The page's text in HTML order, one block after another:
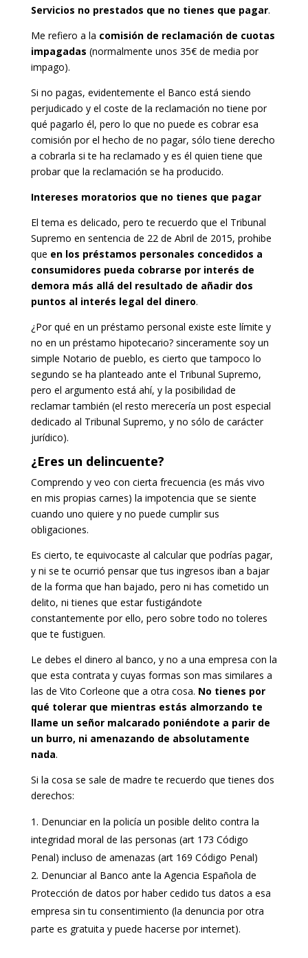
Servicios no prestados que no tienes que pagar.
Me refiero a la comisión de reclamación de cuotas
impagadas (normalmente unos 35€ de media por
impago).
Si no pagas, evidentemente el Banco está siendo
perjudicado y el coste de la reclamación no tiene por
qué pagarlo él, pero lo que no puede es cobrar esa
comisión por el hecho de no pagar, sólo tiene derecho
a cobrarla si te ha reclamado y es él quien tiene que
probar que la reclamación se ha producido.
Intereses moratorios que no tienes que pagar
El tema es delicado, pero te recuerdo que el Tribunal
Supremo en sentencia de 22 de Abril de 2015, prohibe
que en los préstamos personales concedidos a
consumidores pueda cobrarse por interés de
demora más allá del resultado de añadir dos
puntos al interés legal del dinero.
¿Por qué en un préstamo personal existe este límite y
no en un préstamo hipotecario? sinceramente soy un
simple Notario de pueblo, es cierto que tampoco lo
segundo se ha planteado ante el Tribunal Supremo,
pero el argumento está ahí, y la posibilidad de
reclamar también (el resto merecería un post especial
dedicado al Tribunal Supremo, y no sólo de carácter
jurídico).
¿Eres un delincuente?
Comprendo y veo con cierta frecuencia (es más vivo
en mis propias carnes) la impotencia que se siente
cuando uno quiere y no puede cumplir sus
obligaciones.
Es cierto, te equivocaste al calcular que podrías pagar,
y ni se te ocurrió pensar que tus ingresos iban a bajar
de la forma que han bajado, pero ni has cometido un
delito, ni tienes que estar fustigándote
constantemente por ello, pero sobre todo no toleres
que te fustiguen.
Le debes el dinero al banco, y no a una empresa con la
que esta contrata y cuyas formas son mas similares a
las de Vito Corleone que a otra cosa. No tienes por
qué tolerar que mientras estás almorzando te
llame un señor malcarado poniéndote a parir de
un burro, ni amenazando de absolutamente
nada.
Si la cosa se sale de madre te recuerdo que tienes dos
derechos:
Denunciar en la policía un posible delito contra la
integridad moral de las personas (art 173 Código
Penal) incluso de amenazas (art 169 Código Penal)
Denunciar al Banco ante la Agencia Española de
Protección de datos por haber cedido tus datos a esa
empresa sin tu consentimiento (la denuncia por otra
parte es gratuita y puede hacerse por internet).